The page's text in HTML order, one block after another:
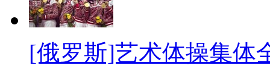
[俄罗斯]艺术体操集体